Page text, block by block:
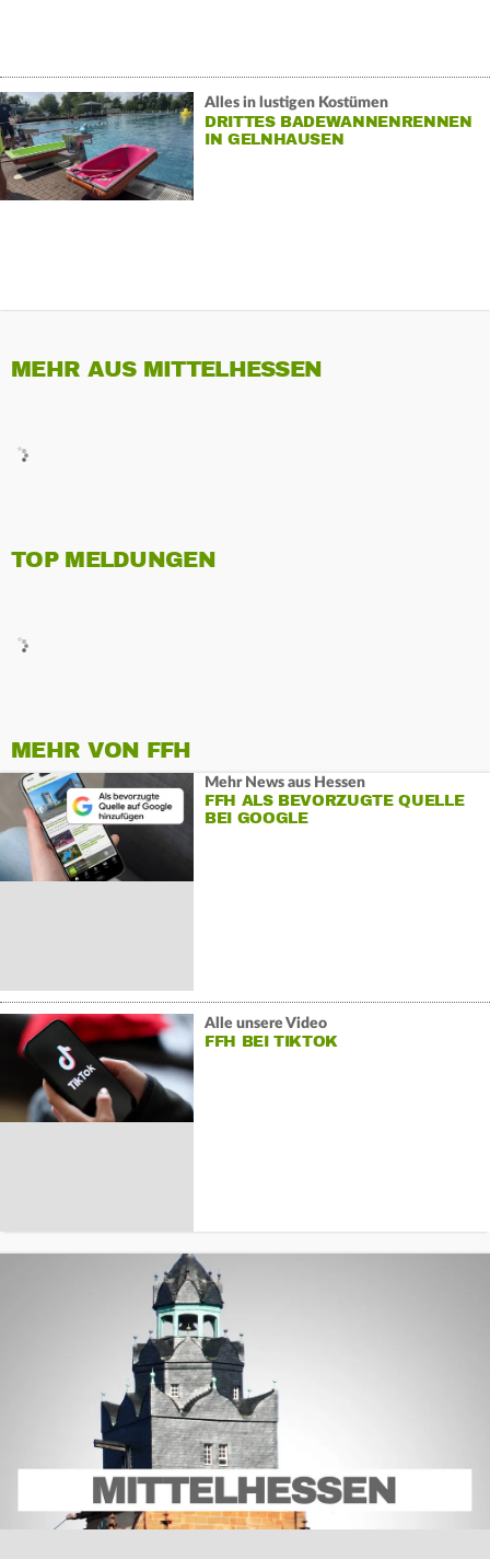
Alles in lustigen Kostümen
DRITTES BADEWANNENRENNEN
IN GELNHAUSEN
MEHR AUS MITTELHESSEN
TOP MELDUNGEN
MEHR VON FFH
Mehr News aus Hessen
FFH ALS BEVORZUGTE QUELLE
BEI GOOGLE
Alle unsere Video
FFH BEI TIKTOK